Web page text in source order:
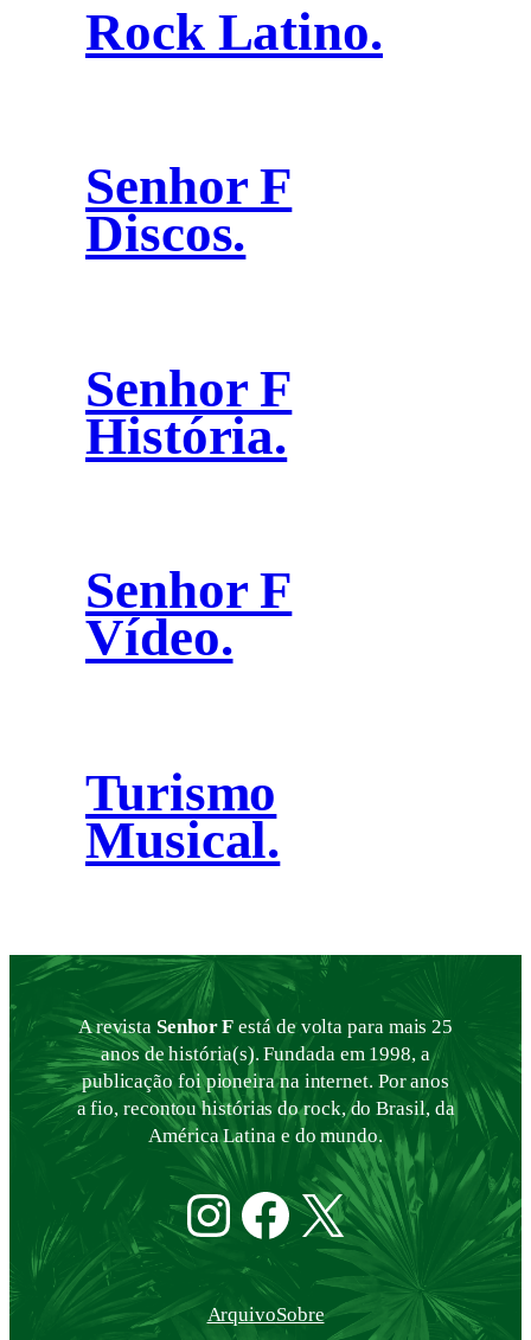
Rock Latino.
Senhor F
Discos.
Senhor F
História.
Senhor F
Vídeo.
Turismo
Musical.
A revistaSenhor F está de volta para mais 25
anos de história(s). Fundada em 1998, a
publicação foi pioneira na internet. Por anos
a fio, recontou histórias do rock, do Brasil, da
América Latina e do mundo.
Instagram
Facebook
Twitter
ArquivoSobre